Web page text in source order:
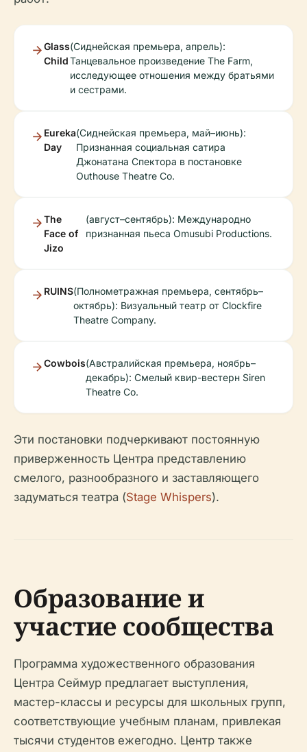
Glass
Child
(Сиднейская премьера, апрель):
Танцевальное произведение The Farm,
исследующее отношения между братьями
и сестрами.
Eureka
Day
(Сиднейская премьера, май–июнь):
Признанная социальная сатира
Джонатана Спектора в постановке
Outhouse Theatre Co.
The
Face of
Jizo
(август–сентябрь): Международно
признанная пьеса Omusubi Productions.
RUINS(Полнометражная премьера, сентябрь–
октябрь): Визуальный театр от Clockfire
Theatre Company.
Cowbois(Австралийская премьера, ноябрь–
декабрь): Смелый квир-вестерн Siren
Theatre Co.
Эти постановки подчеркивают постоянную
приверженность Центра представлению
смелого, разнообразного и заставляющего
задуматься театра (Stage Whispers).
Образование и
участие сообщества
Программа художественного образования
Центра Сеймур предлагает выступления,
мастер-классы и ресурсы для школьных групп,
соответствующие учебным планам, привлекая
тысячи студентов ежегодно. Центр также